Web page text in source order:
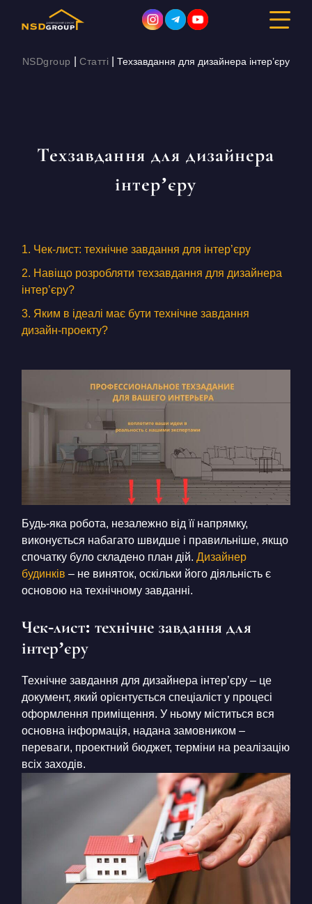
БУДІВНИЦТВО
ВАРТІСТЬ
ПРО КОМПАНІЮ
КОНТАКТИ
RU
+380671500551
Замовити дзвінок зараз
NSDgroup |Статті |Техзавдання для дизайнера інтер’єру
Техзавдання для дизайнера
інтер’єру
1. Чек-лист: технічне завдання для інтер’єру
2. Навіщо розробляти техзавдання для дизайнера
інтер’єру?
3. Яким в ідеалі має бути технічне завдання
дизайн-проекту?
Будь-яка робота, незалежно від її напрямку,
виконується набагато швидше і правильніше, якщо
спочатку було складено план дій. Дизайнер
будинків – не виняток, оскільки його діяльність є
основою на технічному завданні.
Чек-лист: технічне завдання для
інтер’єру
Технічне завдання для дизайнера інтер’єру – це
документ, який орієнтується спеціаліст у процесі
оформлення приміщення. У ньому міститься вся
основна інформація, надана замовником –
переваги, проектний бюджет, терміни на реалізацію
всіх заходів.